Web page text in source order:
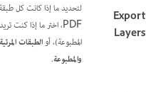
Export
Layers
لتحديد ما إذا كانت كل
PDF، اختر ما إذا كنت تريد تصدير
المطبوعة)، أوالطبقات المرئية
والمطبوعة.